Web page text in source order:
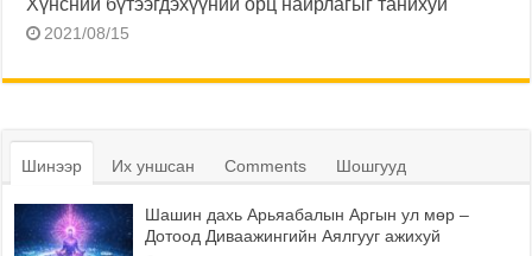
2021/08/15
Шинээр Их уншсан Comments Шошгууд
Шашин дахь Арьяабалын Аргын ул мөр –
Дотоод Диваажингийн Аялгууг ажихуй